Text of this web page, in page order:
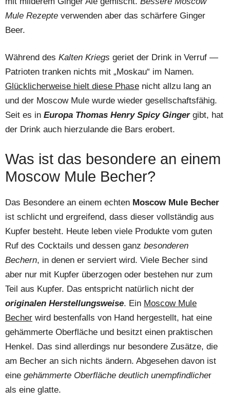
Mule Rezepte verwenden aber das schärfere Ginger
Beer.
Während des Kalten Kriegs geriet der Drink in Verruf —
Patrioten tranken nichts mit „Moskau“ im Namen.
Glücklicherweise hielt diese Phase nicht allzu lang an
und der Moscow Mule wurde wieder gesellschaftsfähig.
Seit es in Europa Thomas Henry Spicy Gingergibt, hat
der Drink auch hierzulande die Bars erobert.
Was ist das besondere an einem
Moscow Mule Becher?
Das Besondere an einem echten Moscow Mule Becher
ist schlicht und ergreifend, dass dieser vollständig aus
Kupfer besteht. Heute leben viele Produkte vom guten
Ruf des Cocktails und dessen ganz besonderen
Bechern, in denen er serviert wird. Viele Becher sind
aber nur mit Kupfer überzogen oder bestehen nur zum
Teil aus Kupfer. Das entspricht natürlich nicht der
originalen Herstellungsweise. Ein Moscow Mule
Becher wird bestenfalls von Hand hergestellt, hat eine
gehämmerte Oberfläche und besitzt einen praktischen
Henkel. Das sind allerdings nur besondere Zusätze, die
am Becher an sich nichts ändern. Abgesehen davon ist
eine gehämmerte Oberfläche deutlich unempfindlicher
als eine glatte.